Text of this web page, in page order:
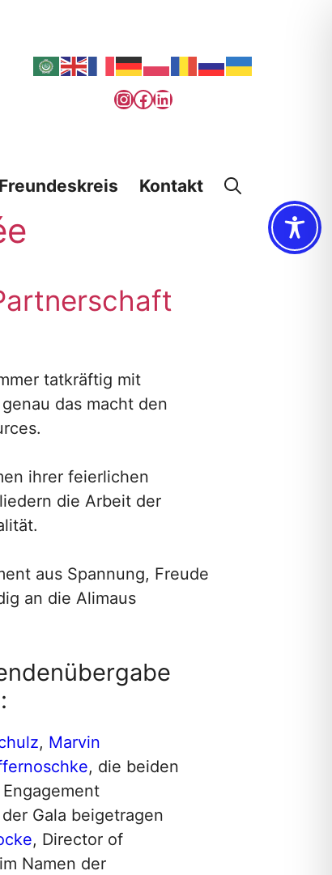
Instagram
Facebook
LinkedIn
Freundeskreis Kontakt
tatkräftig mit
das macht den
ihrer feierlichen
die Arbeit der
aus Spannung, Freude
an die Alimaus
, Marvin
, die beiden
Gala beigetragen
, Director of
Namen der